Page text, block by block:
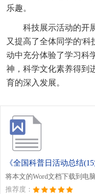
乐趣。
科技展示活动的开
又提高了全体同学的'
动中充分体验了学习科
神，科学文化素养得到
育的深入发展。
《全国科普日活动总结(15
将本文的Word文档下载到电
推荐度：